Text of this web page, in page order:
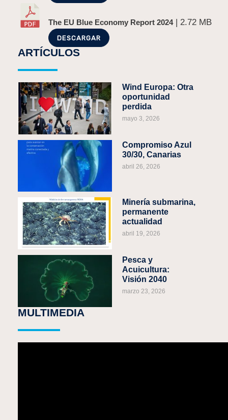
The EU Blue Economy Report 2024| 2.72 MB
DESCARGAR
ARTÍCULOS
Wind Europa: Otra
oportunidad
perdida
mayo 3, 2026
Compromiso Azul
30/30, Canarias
abril 26, 2026
Minería submarina,
permanente
actualidad
abril 19, 2026
Pesca y
Acuicultura:
Visión 2040
marzo 23, 2026
MULTIMEDIA